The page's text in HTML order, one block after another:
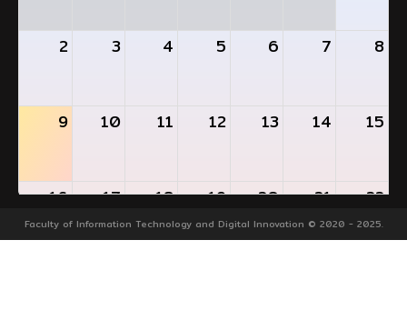
2 3 4 5 6 7 8
9 10 11 12 13 14 15
16 17
- วันแรกของการสอบกลางภาคเรียน 1/2569
18 19 20 21 22
Faculty of Information Technology and Digital Innovation © 2020 - 2025.